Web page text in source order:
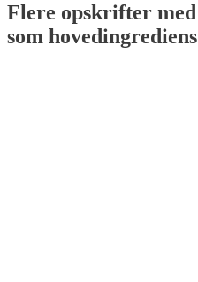
Flere opskrifter med
som hovedingrediens